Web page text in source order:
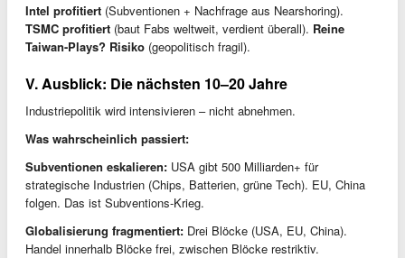
Intel profitiert (Subventionen + Nachfrage aus Nearshoring).
TSMC profitiert (baut Fabs weltweit, verdient überall). Reine
Taiwan-Plays? Risiko (geopolitisch fragil).
V. Ausblick: Die nächsten 10–20 Jahre
Industriepolitik wird intensivieren – nicht abnehmen.
Was wahrscheinlich passiert:
Subventionen eskalieren: USA gibt 500 Milliarden+ für
strategische Industrien (Chips, Batterien, grüne Tech). EU, China
folgen. Das ist Subventions-Krieg.
Globalisierung fragmentiert: Drei Blöcke (USA, EU, China).
Handel innerhalb Blöcke frei, zwischen Blöcke restriktiv.